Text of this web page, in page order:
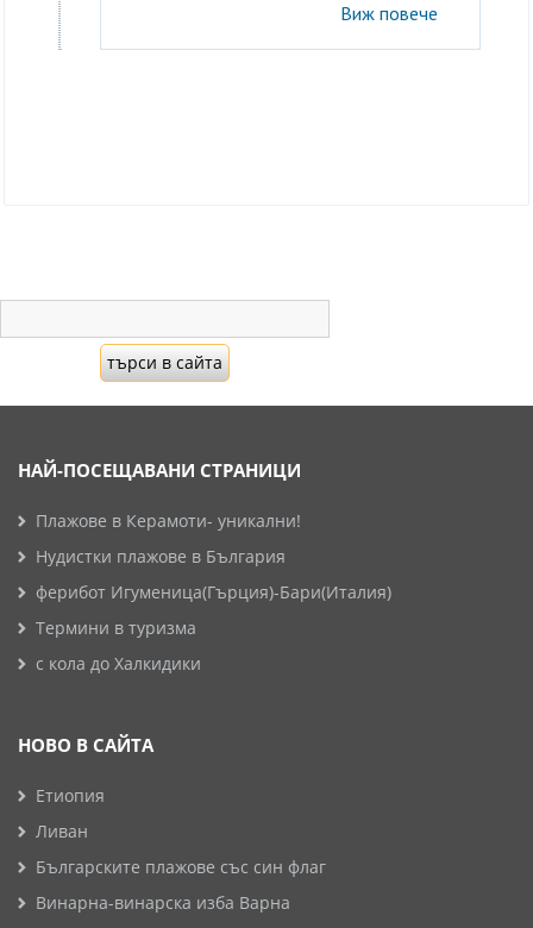
Виж повече
НАЙ-ПОСЕЩАВАНИ СТРАНИЦИ
Плажове в Керамоти- уникални!
Нудистки плажове в България
ферибот Игуменица(Гърция)-Бари(Италия)
Термини в туризма
с кола до Халкидики
НОВО В САЙТА
Етиопия
Ливан
Българските плажове със син флаг
Винарна-винарска изба Варна